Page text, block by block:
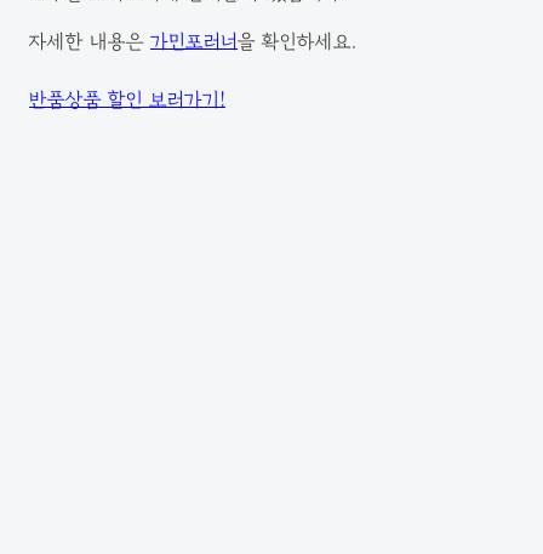
자세한 내용은 가민포러너을 확인하세요.
반품상품 할인 보러가기!